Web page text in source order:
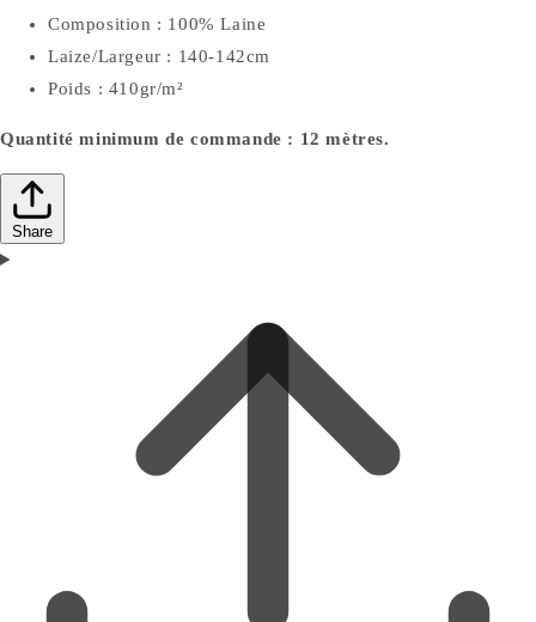
Composition : 100% Laine
Laize/Largeur : 140-142cm
Poids : 410gr/m²
Quantité minimum de commande : 12 mètres.
Share